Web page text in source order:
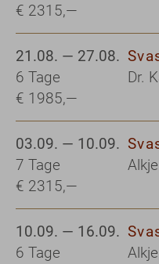
€ 2315,—
21.08. — 27.08.
6 Tage
€ 1985,—
Dr.
03.09. — 10.09.
7 Tage
€ 2315,—
10.09. — 16.09.
6 Tage